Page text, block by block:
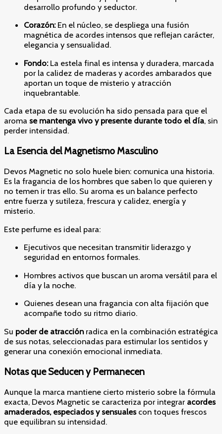
desarrollo profundo y seductor.
Corazón:En el núcleo, se despliega una fusión
magnética de acordes intensos que reflejan carácter,
elegancia y sensualidad.
Fondo:La estela final es intensa y duradera, marcada
por la calidez de maderas y acordes ambarados que
aportan un toque de misterio y atracción
inquebrantable.
Cada etapa de su evolución ha sido pensada para que el
aroma se mantenga vivo y presente durante todo el día, sin
perder intensidad.
La Esencia del Magnetismo Masculino
Devos Magnetic no solo huele bien: comunica una historia.
Es la fragancia de los hombres que saben lo que quieren y
no temen ir tras ello. Su aroma es un balance perfecto
entre fuerza y sutileza, frescura y calidez, energía y
misterio.
Este perfume es ideal para:
Ejecutivos que necesitan transmitir liderazgo y
seguridad en entornos formales.
Hombres activos que buscan un aroma versátil para el
día y la noche.
Quienes desean una fragancia con alta fijación que
acompañe todo su ritmo diario.
Su poder de atracciónradica en la combinación estratégica
de sus notas, seleccionadas para estimular los sentidos y
generar una conexión emocional inmediata.
Notas que Seducen y Permanecen
Aunque la marca mantiene cierto misterio sobre la fórmula
exacta, Devos Magnetic se caracteriza por integrar acordes
amaderados, especiados y sensualescon toques frescos
que equilibran su intensidad.